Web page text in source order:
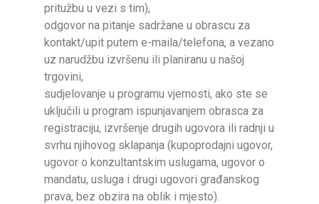
pritužbu u vezi s tim),
odgovor na pitanje sadržane u obrascu za
kontakt/upit putem e-maila/telefona, a vezano
uz narudžbu izvršenu ili planiranu u našoj
trgovini,
sudjelovanje u programu vjernosti, ako ste se
uključili u program ispunjavanjem obrasca za
registraciju, izvršenje drugih ugovora ili radnji u
svrhu njihovog sklapanja (kupoprodajni ugovor,
ugovor o konzultantskim uslugama, ugovor o
mandatu, usluga i drugi ugovori građanskog
prava, bez obzira na oblik i mjesto).